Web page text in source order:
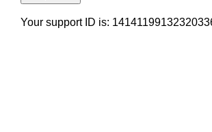
Your support ID is: